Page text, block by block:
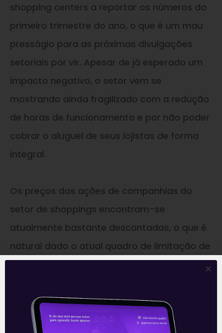
shopping centers a reportar os números do
primeiro trimestre do ano, o que é um mau
presságio para as próximas divulgações
setoriais por vir. Apesar de já esperado um
impacto negativo, o setor vem se
mostrando ainda fragilizado com a redução
de horas de funcionamento e por não poder
cobrar o aluguel de seus lojistas de forma
integral.
Os preços das ações de companhias do
setor de shoppings encontram-se
atualmente bastante descontadas, o que é
natural dado o atual quadro de limitação de
funcionamento do setor desde o último ano.
previsão de chegada de maior leva de
vacinas para o segundo semestre do ano, a